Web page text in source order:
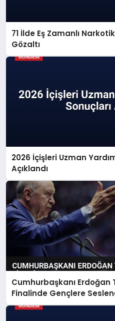
71 İlde Eş Zamanlı
Gözaltı
2026 İçişleri Uzman
Açıklandı
Cumhurbaşkanı Erdoğan
Finalinde Gençlere